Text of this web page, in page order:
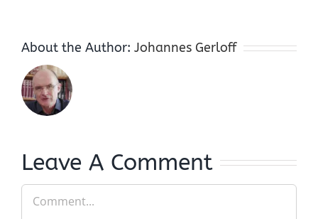
About the Author: Johannes Gerloff
Leave A Comment
Comment